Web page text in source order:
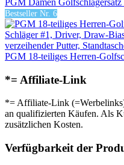
PGM Damen
Bestseller Nr. 6
PGM 18-teiliges Herren-
*= Affiliate-Link
*= Affiliate-Link
an qualifizierten Käufen. Als
zusätzlichen Kosten.
Verfügbarkeit der